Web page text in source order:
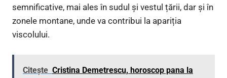
semnificative, mai ales în sudul și vestul țării, dar și în
zonele montane, unde va contribui la apariția
viscolului.
Citește Cristina Demetrescu, horoscop pana la